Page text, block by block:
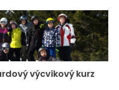
výcvikový kurz